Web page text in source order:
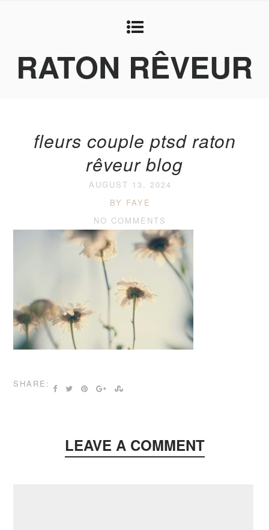
RATON RÊVEUR
fleurs couple ptsd raton
rêveur blog
AUGUST 13, 2024
BY FAYE
NO COMMENTS
SHARE:
LEAVE A COMMENT